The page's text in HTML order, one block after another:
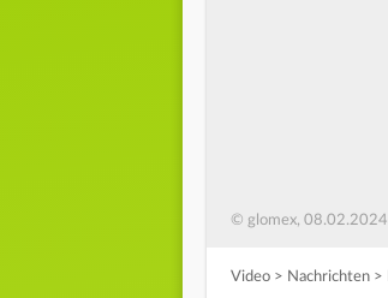
© glomex, 08.02.2024
Video > Nachrichten >